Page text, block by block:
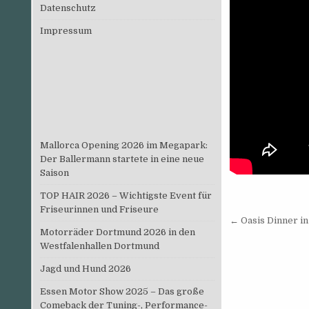
← Oasis Dinner in
Datenschutz
Impressum
Mallorca Opening 2026 im Megapark:
Der Ballermann startete in eine neue
Saison
TOP HAIR 2026 – Wichtigste Event für
Friseurinnen und Friseure
Motorräder Dortmund 2026 in den
Westfalenhallen Dortmund
Jagd und Hund 2026
Essen Motor Show 2025 – Das große
Comeback der Tuning-, Performance-